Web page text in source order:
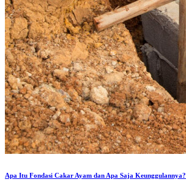
Apa Itu Fondasi Cakar Ayam dan Apa Saja Keunggulannya?